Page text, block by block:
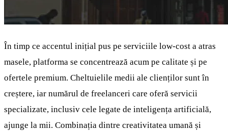
În timp ce accentul inițial pus pe serviciile low-cost a atras
masele, platforma se concentrează acum pe calitate și pe
ofertele premium. Cheltuielile medii ale clienților sunt în
creștere, iar numărul de freelanceri care oferă servicii
specializate, inclusiv cele legate de inteligența artificială,
ajunge la mii. Combinația dintre creativitatea umană și